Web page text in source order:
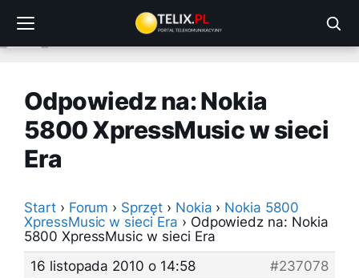
treści
Odpowiedz na: Nokia
5800 XpressMusic w sieci
Era
Start › Forum › Sprzęt › Nokia › Nokia 5800
XpressMusic w sieci Era › Odpowiedz na: Nokia
5800 XpressMusic w sieci Era
16 listopada 2010 o 14:58
#237078